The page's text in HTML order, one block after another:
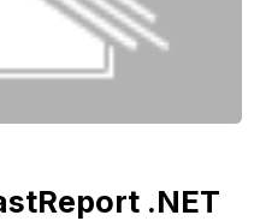
.NET